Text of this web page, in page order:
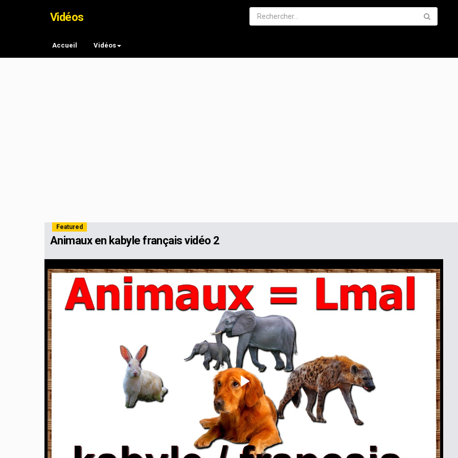
Vidéos
Accueil Vidéos
Featured
Animaux en kabyle français vidéo 2
Play
Video